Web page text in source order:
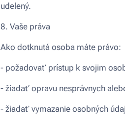
udelený.
8. Vaše práva
Ako dotknutá osoba máte právo:
- požadovať prístup k svojim
- žiadať opravu nesprávnych
- žiadať vymazanie osobných